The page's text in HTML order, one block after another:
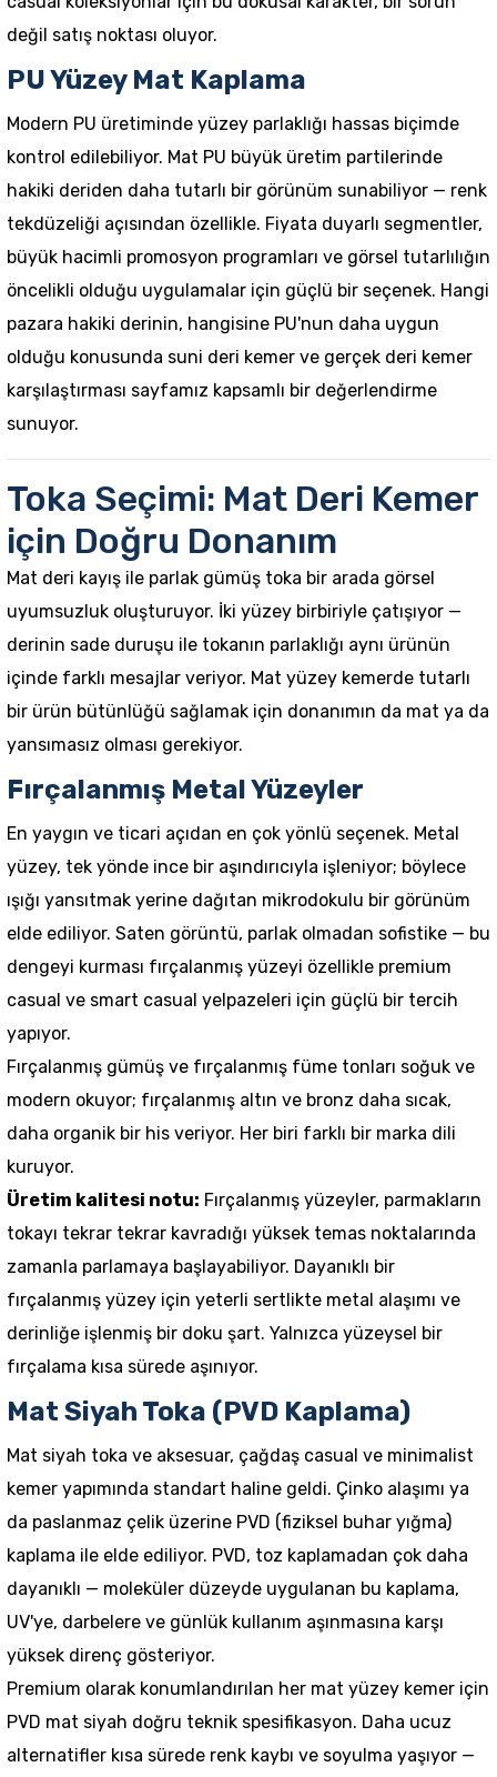
değil satış noktası oluyor.
PU Yüzey Mat Kaplama
Modern PU üretiminde yüzey parlaklığı hassas biçimde
kontrol edilebiliyor. Mat PU büyük üretim partilerinde
hakiki deriden daha tutarlı bir görünüm sunabiliyor — renk
tekdüzeliği açısından özellikle. Fiyata duyarlı segmentler,
büyük hacimli promosyon programları ve görsel tutarlılığın
öncelikli olduğu uygulamalar için güçlü bir seçenek. Hangi
pazara hakiki derinin, hangisine PU'nun daha uygun
olduğu konusunda suni deri kemer ve gerçek deri kemer
karşılaştırması sayfamız kapsamlı bir değerlendirme
sunuyor.
Toka Seçimi: Mat Deri Kemer
için Doğru Donanım
Mat deri kayış ile parlak gümüş toka bir arada görsel
uyumsuzluk oluşturuyor. İki yüzey birbiriyle çatışıyor —
derinin sade duruşu ile tokanın parlaklığı aynı ürünün
içinde farklı mesajlar veriyor. Mat yüzey kemerde tutarlı
bir ürün bütünlüğü sağlamak için donanımın da mat ya da
yansımasız olması gerekiyor.
Fırçalanmış Metal Yüzeyler
En yaygın ve ticari açıdan en çok yönlü seçenek. Metal
yüzey, tek yönde ince bir aşındırıcıyla işleniyor; böylece
ışığı yansıtmak yerine dağıtan mikrodokulu bir görünüm
elde ediliyor. Saten görüntü, parlak olmadan sofistike — bu
dengeyi kurması fırçalanmış yüzeyi özellikle premium
casual ve smart casual yelpazeleri için güçlü bir tercih
yapıyor.
Fırçalanmış gümüş ve fırçalanmış füme tonları soğuk ve
modern okuyor; fırçalanmış altın ve bronz daha sıcak,
daha organik bir his veriyor. Her biri farklı bir marka dili
kuruyor.
Üretim kalitesi notu: Fırçalanmış yüzeyler, parmakların
tokayı tekrar tekrar kavradığı yüksek temas noktalarında
zamanla parlamaya başlayabiliyor. Dayanıklı bir
fırçalanmış yüzey için yeterli sertlikte metal alaşımı ve
derinliğe işlenmiş bir doku şart. Yalnızca yüzeysel bir
fırçalama kısa sürede aşınıyor.
Mat Siyah Toka (PVD Kaplama)
Mat siyah toka ve aksesuar, çağdaş casual ve minimalist
kemer yapımında standart haline geldi. Çinko alaşımı ya
da paslanmaz çelik üzerine PVD (fiziksel buhar yığma)
kaplama ile elde ediliyor. PVD, toz kaplamadan çok daha
dayanıklı — moleküler düzeyde uygulanan bu kaplama,
UV'ye, darbelere ve günlük kullanım aşınmasına karşı
yüksek direnç gösteriyor.
Premium olarak konumlandırılan her mat yüzey kemer için
PVD mat siyah doğru teknik spesifikasyon. Daha ucuz
alternatifler kısa sürede renk kaybı ve soyulma yaşıyor —